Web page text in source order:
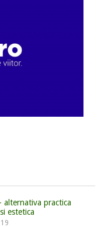
alternativa practica
estetica